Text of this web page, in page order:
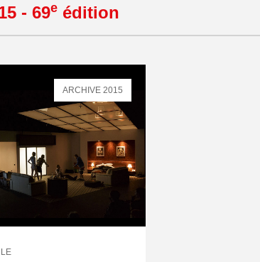
- 69e édition
ARCHIVE 2015